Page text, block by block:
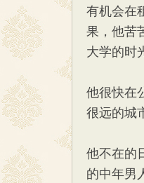
有机会在
果，他苦
大学的时
他很快在
很远的城
他不在的
的中年男